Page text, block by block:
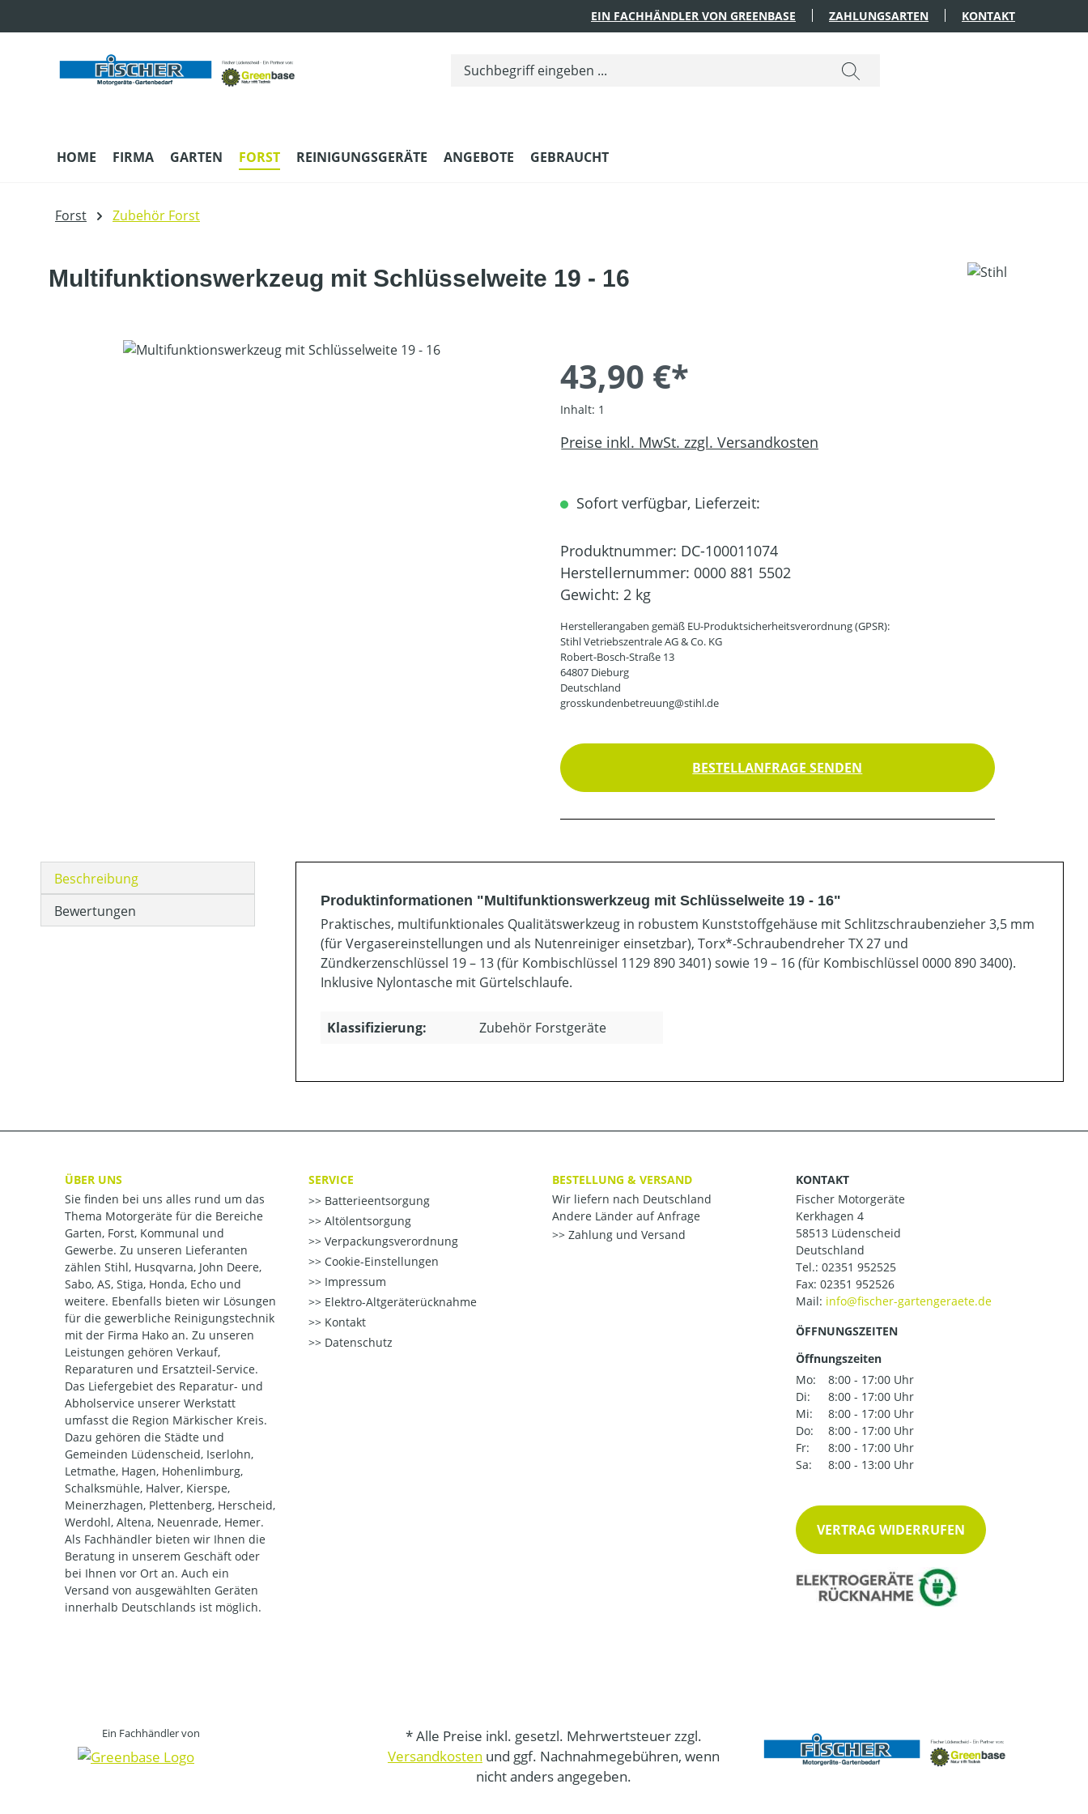
EIN FACHHÄNDLER VON GREENBASE ZAHLUNGSARTEN KONTAKT
HOME FIRMA GARTEN FORST REINIGUNGSGERÄTE ANGEBOTE GEBRAUCHT
Forst Zubehör Forst
Multifunktionswerkzeug mit Schlüsselweite 19 - 16
Bildergalerie überspringen
43,90 €*
Inhalt: 1
Preise inkl. MwSt. zzgl. Versandkosten
Sofort verfügbar, Lieferzeit:
Produktnummer: DC-100011074
Herstellernummer: 0000 881 5502
Gewicht: 2 kg
Herstellerangaben gemäß EU-Produktsicherheitsverordnung (GPSR):
Stihl Vetriebszentrale AG & Co. KG
Robert-Bosch-Straße 13
64807 Dieburg
Deutschland
grosskundenbetreuung@stihl.de
BESTELLANFRAGE SENDEN
Beschreibung
Bewertungen
Produktinformationen "Multifunktionswerkzeug mit Schlüsselweite 19 - 16"
Praktisches, multifunktionales Qualitätswerkzeug in robustem Kunststoffgehäuse mit Schlitzschraubenzieher 3,5 mm
(für Vergasereinstellungen und als Nutenreiniger einsetzbar), Torx*-Schraubendreher TX 27 und
Zündkerzenschlüssel 19 – 13 (für Kombischlüssel 1129 890 3401) sowie 19 – 16 (für Kombischlüssel 0000 890 3400).
Inklusive Nylontasche mit Gürtelschlaufe.
Klassifizierung: Zubehör Forstgeräte
ÜBER UNS
Sie finden bei uns alles rund um das
Thema Motorgeräte für die Bereiche
Garten, Forst, Kommunal und
Gewerbe. Zu unseren Lieferanten
zählen Stihl, Husqvarna, John Deere,
Sabo, AS, Stiga, Honda, Echo und
weitere. Ebenfalls bieten wir Lösungen
für die gewerbliche Reinigungstechnik
mit der Firma Hako an. Zu unseren
Leistungen gehören Verkauf,
Reparaturen und Ersatzteil-Service.
Das Liefergebiet des Reparatur- und
Abholservice unserer Werkstatt
umfasst die Region Märkischer Kreis.
Dazu gehören die Städte und
Gemeinden Lüdenscheid, Iserlohn,
Letmathe, Hagen, Hohenlimburg,
Schalksmühle, Halver, Kierspe,
Meinerzhagen, Plettenberg, Herscheid,
Werdohl, Altena, Neuenrade, Hemer.
Als Fachhändler bieten wir Ihnen die
Beratung in unserem Geschäft oder
bei Ihnen vor Ort an. Auch ein
Versand von ausgewählten Geräten
innerhalb Deutschlands ist möglich.
SERVICE
Batterieentsorgung
Altölentsorgung
Verpackungsverordnung
Cookie-Einstellungen
Impressum
Elektro-Altgeräterücknahme
Kontakt
Datenschutz
BESTELLUNG & VERSAND
Wir liefern nach Deutschland
Andere Länder auf Anfrage
Zahlung und Versand
KONTAKT
Fischer Motorgeräte
Kerkhagen 4
58513 Lüdenscheid
Deutschland
Tel.: 02351 952525
Fax: 02351 952526
Mail:
ÖFFNUNGSZEITEN
Öffnungszeiten
Mo:
8:00 - 17:00 Uhr
Di:
8:00 - 17:00 Uhr
Mi:
8:00 - 17:00 Uhr
Do:
8:00 - 17:00 Uhr
Fr:
8:00 - 17:00 Uhr
Sa:
8:00 - 13:00 Uhr
VERTRAG WIDERRUFEN
Ein Fachhändler von
* Alle Preise inkl. gesetzl. Mehrwertsteuer zzgl.
Versandkosten und ggf. Nachnahmegebühren, wenn
nicht anders angegeben.